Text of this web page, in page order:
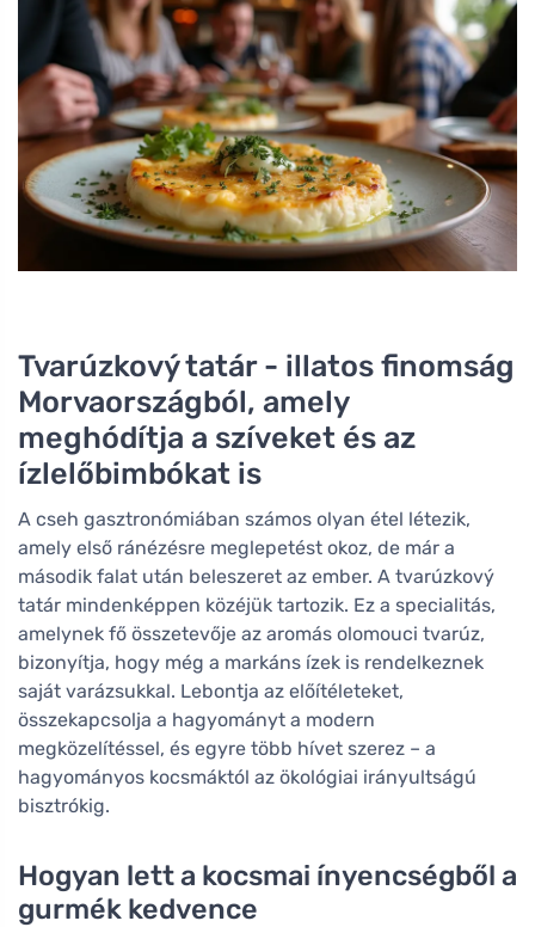
Tvarúzkový tatár - illatos finomság
Morvaországból, amely
meghódítja a szíveket és az
ízlelőbimbókat is
A cseh gasztronómiában számos olyan étel létezik,
amely első ránézésre meglepetést okoz, de már a
második falat után beleszeret az ember. A tvarúzkový
tatár mindenképpen közéjük tartozik. Ez a specialitás,
amelynek fő összetevője az aromás olomouci tvarúz,
bizonyítja, hogy még a markáns ízek is rendelkeznek
saját varázsukkal. Lebontja az előítéleteket,
összekapcsolja a hagyományt a modern
megközelítéssel, és egyre több hívet szerez – a
hagyományos kocsmáktól az ökológiai irányultságú
bisztrókig.
Hogyan lett a kocsmai ínyencségből a
gurmék kedvence